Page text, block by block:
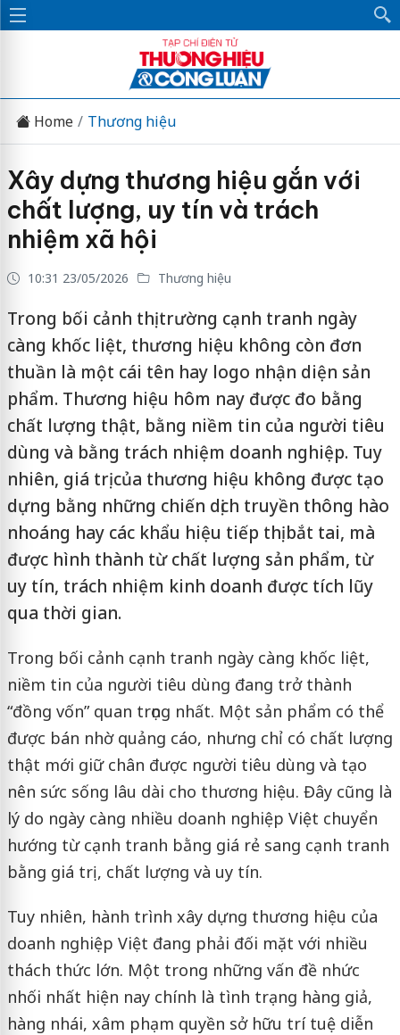
Home Thương hiệu
Xây dựng thương hiệu gắn với
chất lượng, uy tín và trách
nhiệm xã hội
10:31 23/05/2026 Thương hiệu
Trong bối cảnh thị trường cạnh tranh ngày
càng khốc liệt, thương hiệu không còn đơn
thuần là một cái tên hay logo nhận diện sản
phẩm. Thương hiệu hôm nay được đo bằng
chất lượng thật, bằng niềm tin của người tiêu
dùng và bằng trách nhiệm doanh nghiệp. Tuy
nhiên, giá trị của thương hiệu không được tạo
dựng bằng những chiến dịch truyền thông hào
nhoáng hay các khẩu hiệu tiếp thị bắt tai, mà
được hình thành từ chất lượng sản phẩm, từ
uy tín, trách nhiệm kinh doanh được tích lũy
qua thời gian.
Trong bối cảnh cạnh tranh ngày càng khốc liệt,
niềm tin của người tiêu dùng đang trở thành
“đồng vốn” quan trọng nhất. Một sản phẩm có thể
được bán nhờ quảng cáo, nhưng chỉ có chất lượng
thật mới giữ chân được người tiêu dùng và tạo
nên sức sống lâu dài cho thương hiệu. Đây cũng là
lý do ngày càng nhiều doanh nghiệp Việt chuyển
hướng từ cạnh tranh bằng giá rẻ sang cạnh tranh
bằng giá trị, chất lượng và uy tín.
Tuy nhiên, hành trình xây dựng thương hiệu của
doanh nghiệp Việt đang phải đối mặt với nhiều
thách thức lớn. Một trong những vấn đề nhức
nhối nhất hiện nay chính là tình trạng hàng giả,
hàng nhái, xâm phạm quyền sở hữu trí tuệ diễn